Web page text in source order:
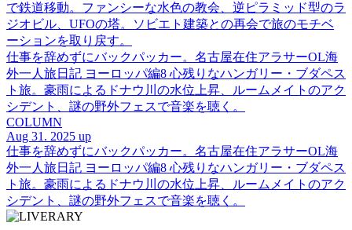
で鉄道移動。ファンシーな水色の教会、逆ピラミッド型のラ
ジオビル、UFOの塔。ソビエト建築との再会で旅のモチベ
ーションを取り戻す。
仕事を辞めずにバックパッカー。名古屋在住アラサーOL海
外一人旅日記 ヨーロッパ編8 心残りなハンガリー・ブダペス
ト旅。豪雨によるドナウ川の水位上昇、ルームメイトのアク
シデント、謎の野外フェスで音楽を聴く。
COLUMN
Aug 31. 2025 up
仕事を辞めずにバックパッカー。名古屋在住アラサーOL海
外一人旅日記 ヨーロッパ編8 心残りなハンガリー・ブダペス
ト旅。豪雨によるドナウ川の水位上昇、ルームメイトのアク
シデント、謎の野外フェスで音楽を聴く。